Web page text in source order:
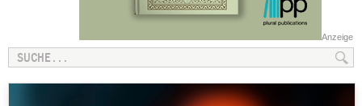
Anzeige